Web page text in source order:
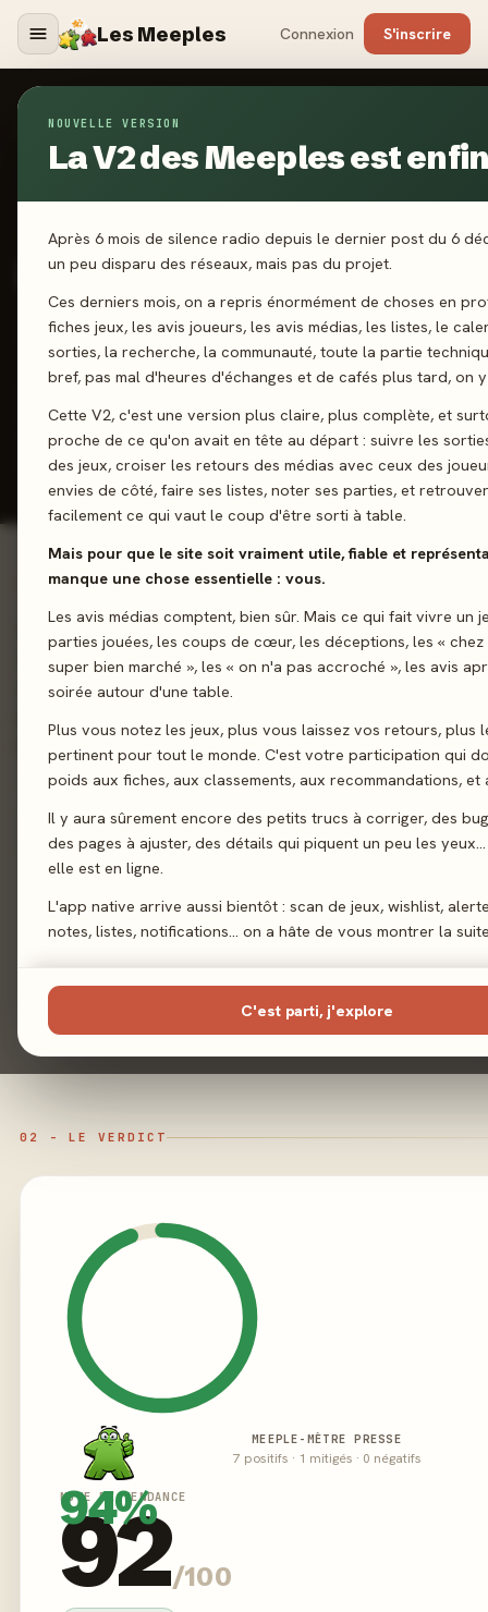
Les Meeples Connexion S'inscrire
NOUVELLE VERSION
La V2 des Meeples est
Après 6 mois de silence radio depuis le dernier post du 6
un peu disparu des réseaux, mais pas du projet.
Ces derniers mois, on a repris énormément de choses en
fiches jeux, les avis joueurs, les avis médias, les listes, le
sorties, la recherche, la communauté, toute la partie
bref, pas mal d'heures d'échanges et de cafés plus tard, on
Cette V2, c'est une version plus claire, plus complète, et
proche de ce qu'on avait en tête au départ : suivre les
des jeux, croiser les retours des médias avec ceux des
envies de côté, faire ses listes, noter ses parties, et
facilement ce qui vaut le coup d'être sorti à table.
Mais pour que le site soit vraiment utile, fiable et
manque une chose essentielle : vous.
Les avis médias comptent, bien sûr. Mais ce qui fait vivre un
parties jouées, les coups de cœur, les déceptions, les « chez
super bien marché », les « on n'a pas accroché », les avis
soirée autour d'une table.
Plus vous notez les jeux, plus vous laissez vos retours, plus
pertinent pour tout le monde. C'est votre participation qui
poids aux fiches, aux classements, aux recommandations, et
Il y aura sûrement encore des petits trucs à corriger, des
des pages à ajuster, des détails qui piquent un peu les
elle est en ligne.
L'app native arrive aussi bientôt : scan de jeux, wishlist,
notes, listes, notifications… on a hâte de vous montrer la
C'est parti, j'explore
Jeux/Panda Spin
2025·MATAGOT
Panda Spin
2-5 joueurs 14 ans+ 30 min Défausse
Donner mon avis
01 - LE JEU
Gardez vos pandas bien nourris... Choisissez bien vos cartes
ou de passer au bon moment et défausser vos cartes.
de cartes, vous gagnez autant de bambous que le nombre
Sortie
Auteur
Éditeur
02 - LE VERDICT
94%
MEEPLE-MÈTRE PRESSE
7 positifs · 1 mitigés · 0 négatifs
NOTE DE TENDANCE
92/100